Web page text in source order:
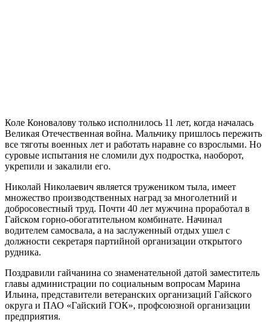
Коле Коновалову только исполнилось 11 лет, когда началась
Великая Отечественная война. Мальчику пришлось пережить
все тяготы военных лет и работать наравне со взрослыми. Но
суровые испытания не сломили дух подростка, наоборот,
укрепили и закалили его.
Николай Николаевич является тружеником тыла, имеет
множество производственных наград за многолетний и
добросовестный труд. Почти 40 лет мужчина проработал в
Гайском горно-обогатительном комбинате. Начинал
водителем самосвала, а на заслуженный отдых ушел с
должности секретаря партийной организации открытого
рудника.
Поздравили гайчанина со знаменательной датой заместитель
главы администрации по социальным вопросам Марина
Ильина, представители ветеранских организаций Гайского
округа и ПАО «Гайский ГОК», профсоюзной организации
предприятия.